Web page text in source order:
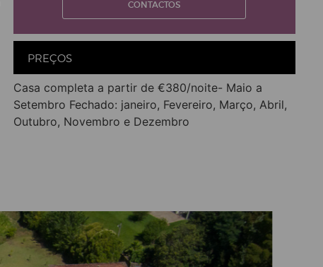
CONTACTOS
PREÇOS
Casa completa a partir de €380/noite- Maio a
Setembro Fechado: janeiro, Fevereiro, Março, Abril,
Outubro, Novembro e Dezembro